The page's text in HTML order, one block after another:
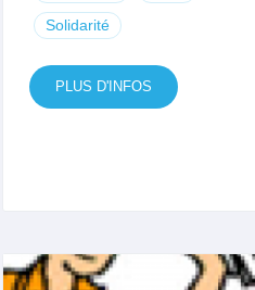
Solidarité
PLUS D'INFOS